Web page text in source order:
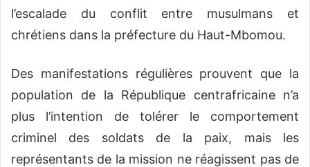
l’escalade du conflit entre musulmans et
chrétiens dans la préfecture du Haut-Mbomou.
Des manifestations régulières prouvent que la
population de la République centrafricaine n’a
plus l’intention de tolérer le comportement
criminel des soldats de la paix, mais les
représentants de la mission ne réagissent pas de